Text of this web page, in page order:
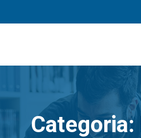
Categoria: